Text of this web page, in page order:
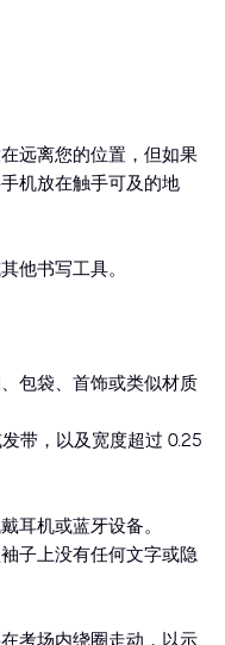
远离您的位置，但如果
机放在触手可及的地
他书写工具。
包袋、首饰或类似材质
带，以及宽度超过 0.25
耳机或蓝牙设备。
子上没有任何文字或隐
考场内绕圈走动，以示